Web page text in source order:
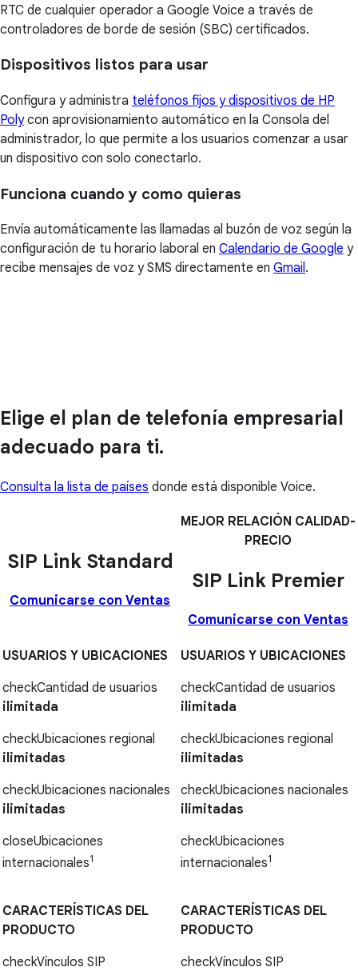
RTC de cualquier operador a Google Voice a través de
controladores de borde de sesión (SBC) certificados.
Dispositivos listos para usar
Configura y administra teléfonos fijos y dispositivos de HP
Polycon aprovisionamiento automático en la Consola del
administrador, lo que permite a los usuarios comenzar a usar
un dispositivo con solo conectarlo.
Funciona cuando y como quieras
Envía automáticamente las llamadas al buzón de voz según la
configuración de tu horario laboral en Calendario de Google y
recibe mensajes de voz y SMS directamente en Gmail.
Elige el plan de telefonía empresarial
adecuado para ti.
Consulta la lista de países donde está disponible Voice.
SIP Link Standard
Comunicarse con Ventas
MEJOR RELACIÓN CALIDAD-
PRECIO
SIP Link Premier
Comunicarse con Ventas
USUARIOS Y UBICACIONES
checkCantidad de usuarios
ilimitada
checkUbicaciones regional
ilimitadas
checkUbicaciones nacionales
ilimitadas
closeUbicaciones
internacionales1
USUARIOS Y UBICACIONES
checkCantidad de usuarios
ilimitada
checkUbicaciones regional
ilimitadas
checkUbicaciones nacionales
ilimitadas
checkUbicaciones
internacionales1
CARACTERÍSTICAS DEL
PRODUCTO
checkVínculos SIP
CARACTERÍSTICAS DEL
PRODUCTO
checkVínculos SIP